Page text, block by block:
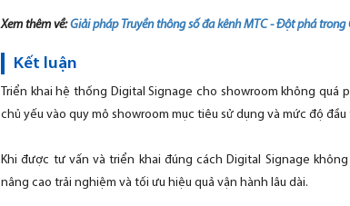
Xem thêm về:Giải pháp Truyền thông số đa kênh MTC - Đột phá
Kết luận
Triển khai hệ thống Digital Signage cho showroom không
chủ yếu vào quy mô showroom mục tiêu sử dụng và mức độ
Khi được tư vấn và triển khai đúng cách Digital Signage
nâng cao trải nghiệm và tối ưu hiệu quả vận hành lâu dài.